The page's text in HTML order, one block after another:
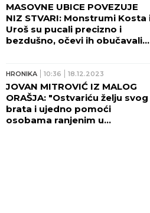
MASOVNE UBICE POVEZUJE
NIZ STVARI: Monstrumi Kosta i
Uroš su pucali precizno i
bezdušno, očevi ih obučavali...
HRONIKA 10:36 18.12.2023
JOVAN MITROVIĆ IZ MALOG
ORAŠJA: "Ostvariću želju svog
brata i ujedno pomoći
osobama ranjenim u